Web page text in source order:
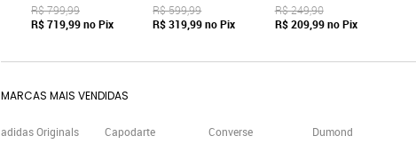
R$ 799,99
R$ 719,99no Pix
R$ 599,99
R$ 319,99no Pix
R$ 249,90
R$ 209,99no Pix
MARCAS MAIS VENDIDAS
adidas Originals
Capodarte
Converse
Dumond